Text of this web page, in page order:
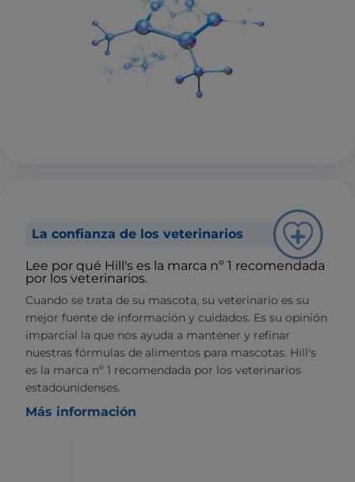
La confianza de los veterinarios
Lee por qué Hill's es la marca nº 1 recomendada
por los veterinarios.
Cuando se trata de su mascota, su veterinario es su
mejor fuente de información y cuidados. Es su opinión
imparcial la que nos ayuda a mantener y refinar
nuestras fórmulas de alimentos para mascotas. Hill's
es la marca nº 1 recomendada por los veterinarios
estadounidenses.
Más información